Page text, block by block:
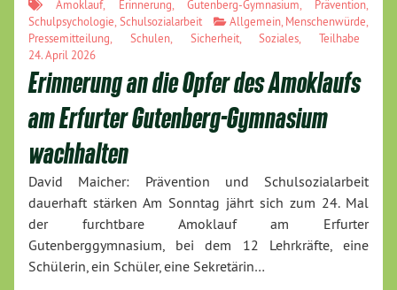
Amoklauf, Erinnerung Gutenberg-Gymnasium Prävention
Schulpsychologie Schulsozialarbeit Allgemein, Menschenwürde
Pressemitteilung
Schulen, Sicherheit,Soziales
Teilhabe
24. April 2026
Erinnerung an die Opfer des Amoklaufs
am Erfurter Gutenberg-Gymnasium
wachhalten
David Maicher: Prävention und Schulsozialarbeit
dauerhaft stärken Am Sonntag jährt sich zum 24. Mal
der furchtbare Amoklauf am Erfurter
Gutenberggymnasium, bei dem 12 Lehrkräfte, eine
Schülerin, ein Schüler, eine Sekretärin…